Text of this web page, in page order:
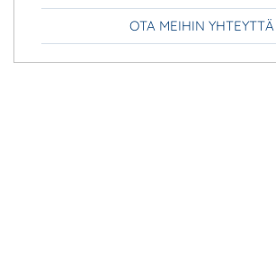
OTA MEIHIN YHTEYTTÄ